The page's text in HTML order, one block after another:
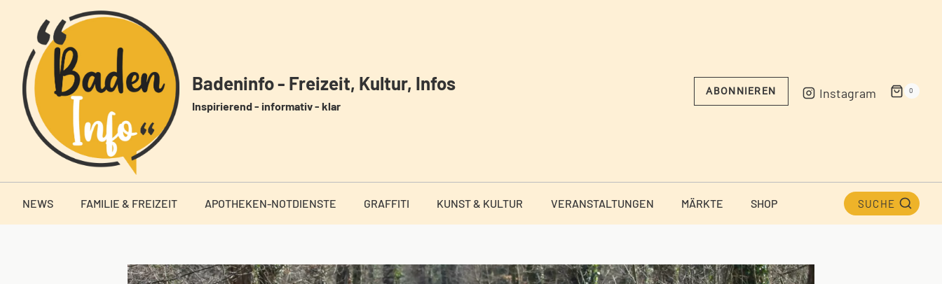
springen
Badeninfo - Freizeit, Kultur, Infos
Inspirierend - informativ - klar
ABONNIEREN Instagram 0
NEWS FAMILIE & FREIZEIT APOTHEKEN-NOTDIENSTE GRAFFITI KUNST & KULTUR VERANSTALTUNGEN MÄRKTE SHOP SUCHE